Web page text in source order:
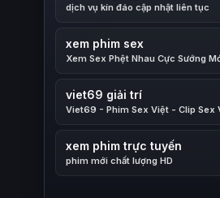
dịch vụ kín đáo cập nhật liên tục
xem phim sex
Xem Sex Phệt Nhau Cực Sướng
viet69 giải trí
Viet69 - Phim Sex Việt - Clip Sex
xem phim trực tuyến
phim mới chất lượng HD